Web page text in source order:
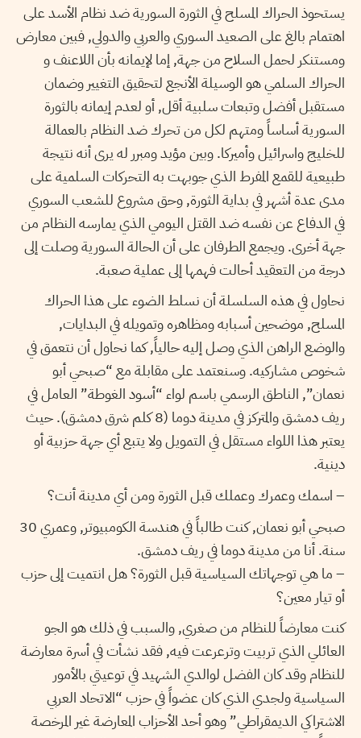
يستحوذ الحراك المسلح في الثورة السورية ضد نظام الأسد على
اهتمام بالغ على الصعيد السوري والعربي والدولي, فبين معارض
ومستنكر لحمل السلاح من جهة, إما لإيمانه بأن اللاعنف و
الحراك السلمي هو الوسيلة الأنجع لتحقيق التغيير وضمان
مستقبل أفضل وتبعات سلبية أقل, أو لعدم إيمانه بالثورة
السورية أساساً ومتهم لكل من تحرك ضد النظام بالعمالة
للخليج واسرائيل وأميركا. وبين مؤيد ومبرر له يرى أنه نتيجة
طبيعية للقمع المفرط الذي جوبهت به التحركات السلمية على
مدى عدة أشهر في بداية الثورة, وحق مشروع للشعب السوري
في الدفاع عن نفسه ضد القتل اليومي الذي يمارسه النظام من
جهة أخرى. ويجمع الطرفان على أن الحالة السورية وصلت إلى
درجة من التعقيد أحالت فهمها إلى عملية صعبة.
نحاول في هذه السلسلة أن نسلط الضوء على هذا الحراك
المسلح, موضحين أسبابه ومظاهره وتمويله في البدايات,
والوضع الراهن الذي وصل إليه حالياً, كما نحاول أن نتعمق في
شخوص مشاركيه. وسنعتمد على مقابلة مع “صبحي أبو
نعمان”, الناطق الرسمي باسم لواء “أسود الغوطة” العامل في
ريف دمشق والمتركز في مدينة دوما (8 كلم شرق دمشق). حيث
يعتبر هذا اللواء مستقل في التمويل ولا يتبع أي جهة حزبية أو
دينية.
– اسمك وعمرك وعملك قبل الثورة ومن أي مدينة أنت؟
صبحي أبو نعمان, كنت طالباً في هندسة الكومبيوتر, وعمري 30
سنة. أنا من مدينة دوما في ريف دمشق.
– ما هي توجهاتك السياسية قبل الثورة؟ هل انتميت إلى حزب
أو تيار معين؟
كنت معارضاً للنظام من صغري, والسبب في ذلك هو الجو
العائلي الذي تربيت وترعرعت فيه, فقد نشأت في أسرة معارضة
للنظام وقد كان الفضل لوالدي الشهيد في توعيتي بالأمور
السياسية ولجدي الذي كان عضواً في حزب “الاتحاد العربي
الاشتراكي الديمقراطي” وهو أحد الأحزاب المعارضة غير المرخصة